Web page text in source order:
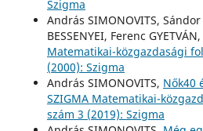
Szigma
András SIMONOVITS,
BESSENYEI, Ferenc GYETVÁN,
Matematikai-közgazdasági
(2000): Szigma
András SIMONOVITS, Nők40
SZIGMA Matematikai-
szám 3 (2019): Szigma